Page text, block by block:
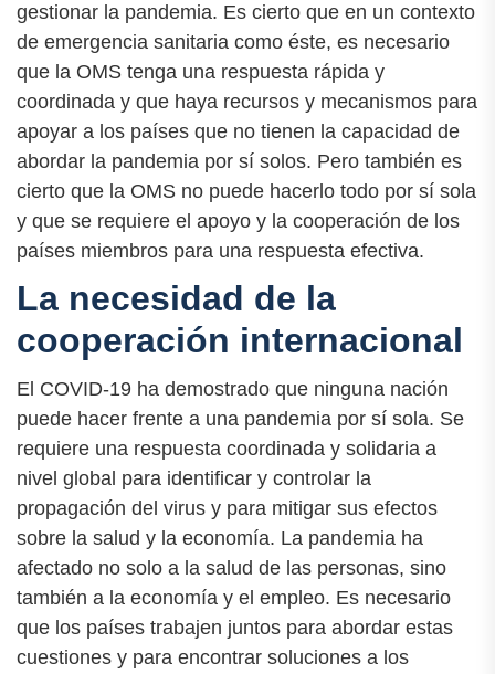
gestionar la pandemia. Es cierto que en un contexto
de emergencia sanitaria como éste, es necesario
que la OMS tenga una respuesta rápida y
coordinada y que haya recursos y mecanismos para
apoyar a los países que no tienen la capacidad de
abordar la pandemia por sí solos. Pero también es
cierto que la OMS no puede hacerlo todo por sí sola
y que se requiere el apoyo y la cooperación de los
países miembros para una respuesta efectiva.
La necesidad de la
cooperación internacional
El COVID-19 ha demostrado que ninguna nación
puede hacer frente a una pandemia por sí sola. Se
requiere una respuesta coordinada y solidaria a
nivel global para identificar y controlar la
propagación del virus y para mitigar sus efectos
sobre la salud y la economía. La pandemia ha
afectado no solo a la salud de las personas, sino
también a la economía y el empleo. Es necesario
que los países trabajen juntos para abordar estas
cuestiones y para encontrar soluciones a los